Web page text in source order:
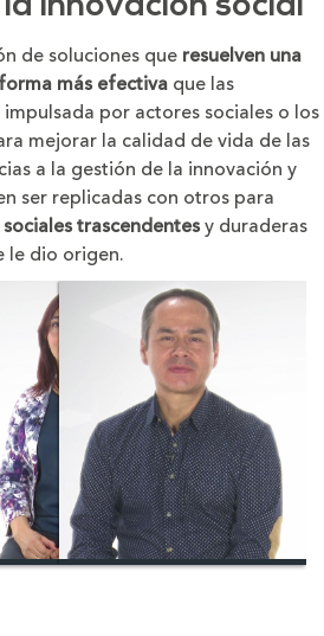
innovación social
de soluciones que resuelven una
más efectiva que las
por actores sociales o los
mejorar la calidad de vida de las
a la gestión de la innovación y
ser replicadas con otros para
trascendentesy duraderas
le dio origen.